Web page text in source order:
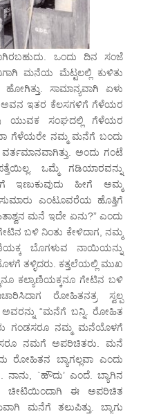
ಒಂದು ದಿನ ಸಂಜೆ
ಮನೆಯ ಮೆಟ್ಟಲಲ್ಲಿ ಕುಳಿತು
ಹೋಗಿತ್ತು. ಸಾಮಾನ್ಯವಾಗಿ ಏಳು
ಅವನ ಇತರ ಕೆಲಸಗಳಿಗೆ ಗೆಳೆಯರ
ಯುವಕ ಸಂಘದಲ್ಲಿ ಗೆಳೆಯರ
ಗೆಳೆಯರೇ ನಮ್ಮ ಮನೆಗೆ ಬಂದು
ಅಂದು ಗಂಟೆ
ಒಮ್ಮೆ ಗಡಿಯಾರವನ್ನು
ಇಣುಕುವುದು ಹೀಗೆ ಅಮ್ಮ
ಸುಮಾರು ಎಂಟೂವರೆಯ ಹೊತ್ತಿಗೆ
ಮನೆ ಇದೇ ಏನು?” ಎಂದು
ಬಳಿ ನಿಂತು ಕೇಳಿದಾಗ, ನಮ್ಮ
ಬೊಗಳುವ ನಾಯಿಯನ್ನು
ತಳ್ಳಿದರು. ಕತ್ತಲೆಯಲ್ಲಿ ಮುಖ
ಕಲ್ಯಾಣಿಯಕ್ಕನೂ ಗೇಟಿನ ಬಳಿ
ರೋಹಿತನತ್ರ ಸ್ವಲ್ಪ
ಅವರನ್ನು “ಮನೆಗೆ ಬನ್ನಿ. ರೋಹಿತ
ಗಂಡಸರೂ ನಮ್ಮ ಮನೆಯೊಳಗೆ
ನಮಗೆ ಅಪರಿಚಿತರು. ಮನೆ
ರೋಹಿತನ ಬ್ಯಾಗಲ್ಲವಾ ಎಂದು
ನಾನು, `ಹೌದು’ ಎಂದೆ. ಬ್ಯಾಗಿನ
ಚೀಟಿಯಿಂದಾಗಿ ಈ ಅಪರಿಚಿತ
ಮನೆಗೆ ತಲುಪಿತ್ತು. ಬ್ಯಾಗು